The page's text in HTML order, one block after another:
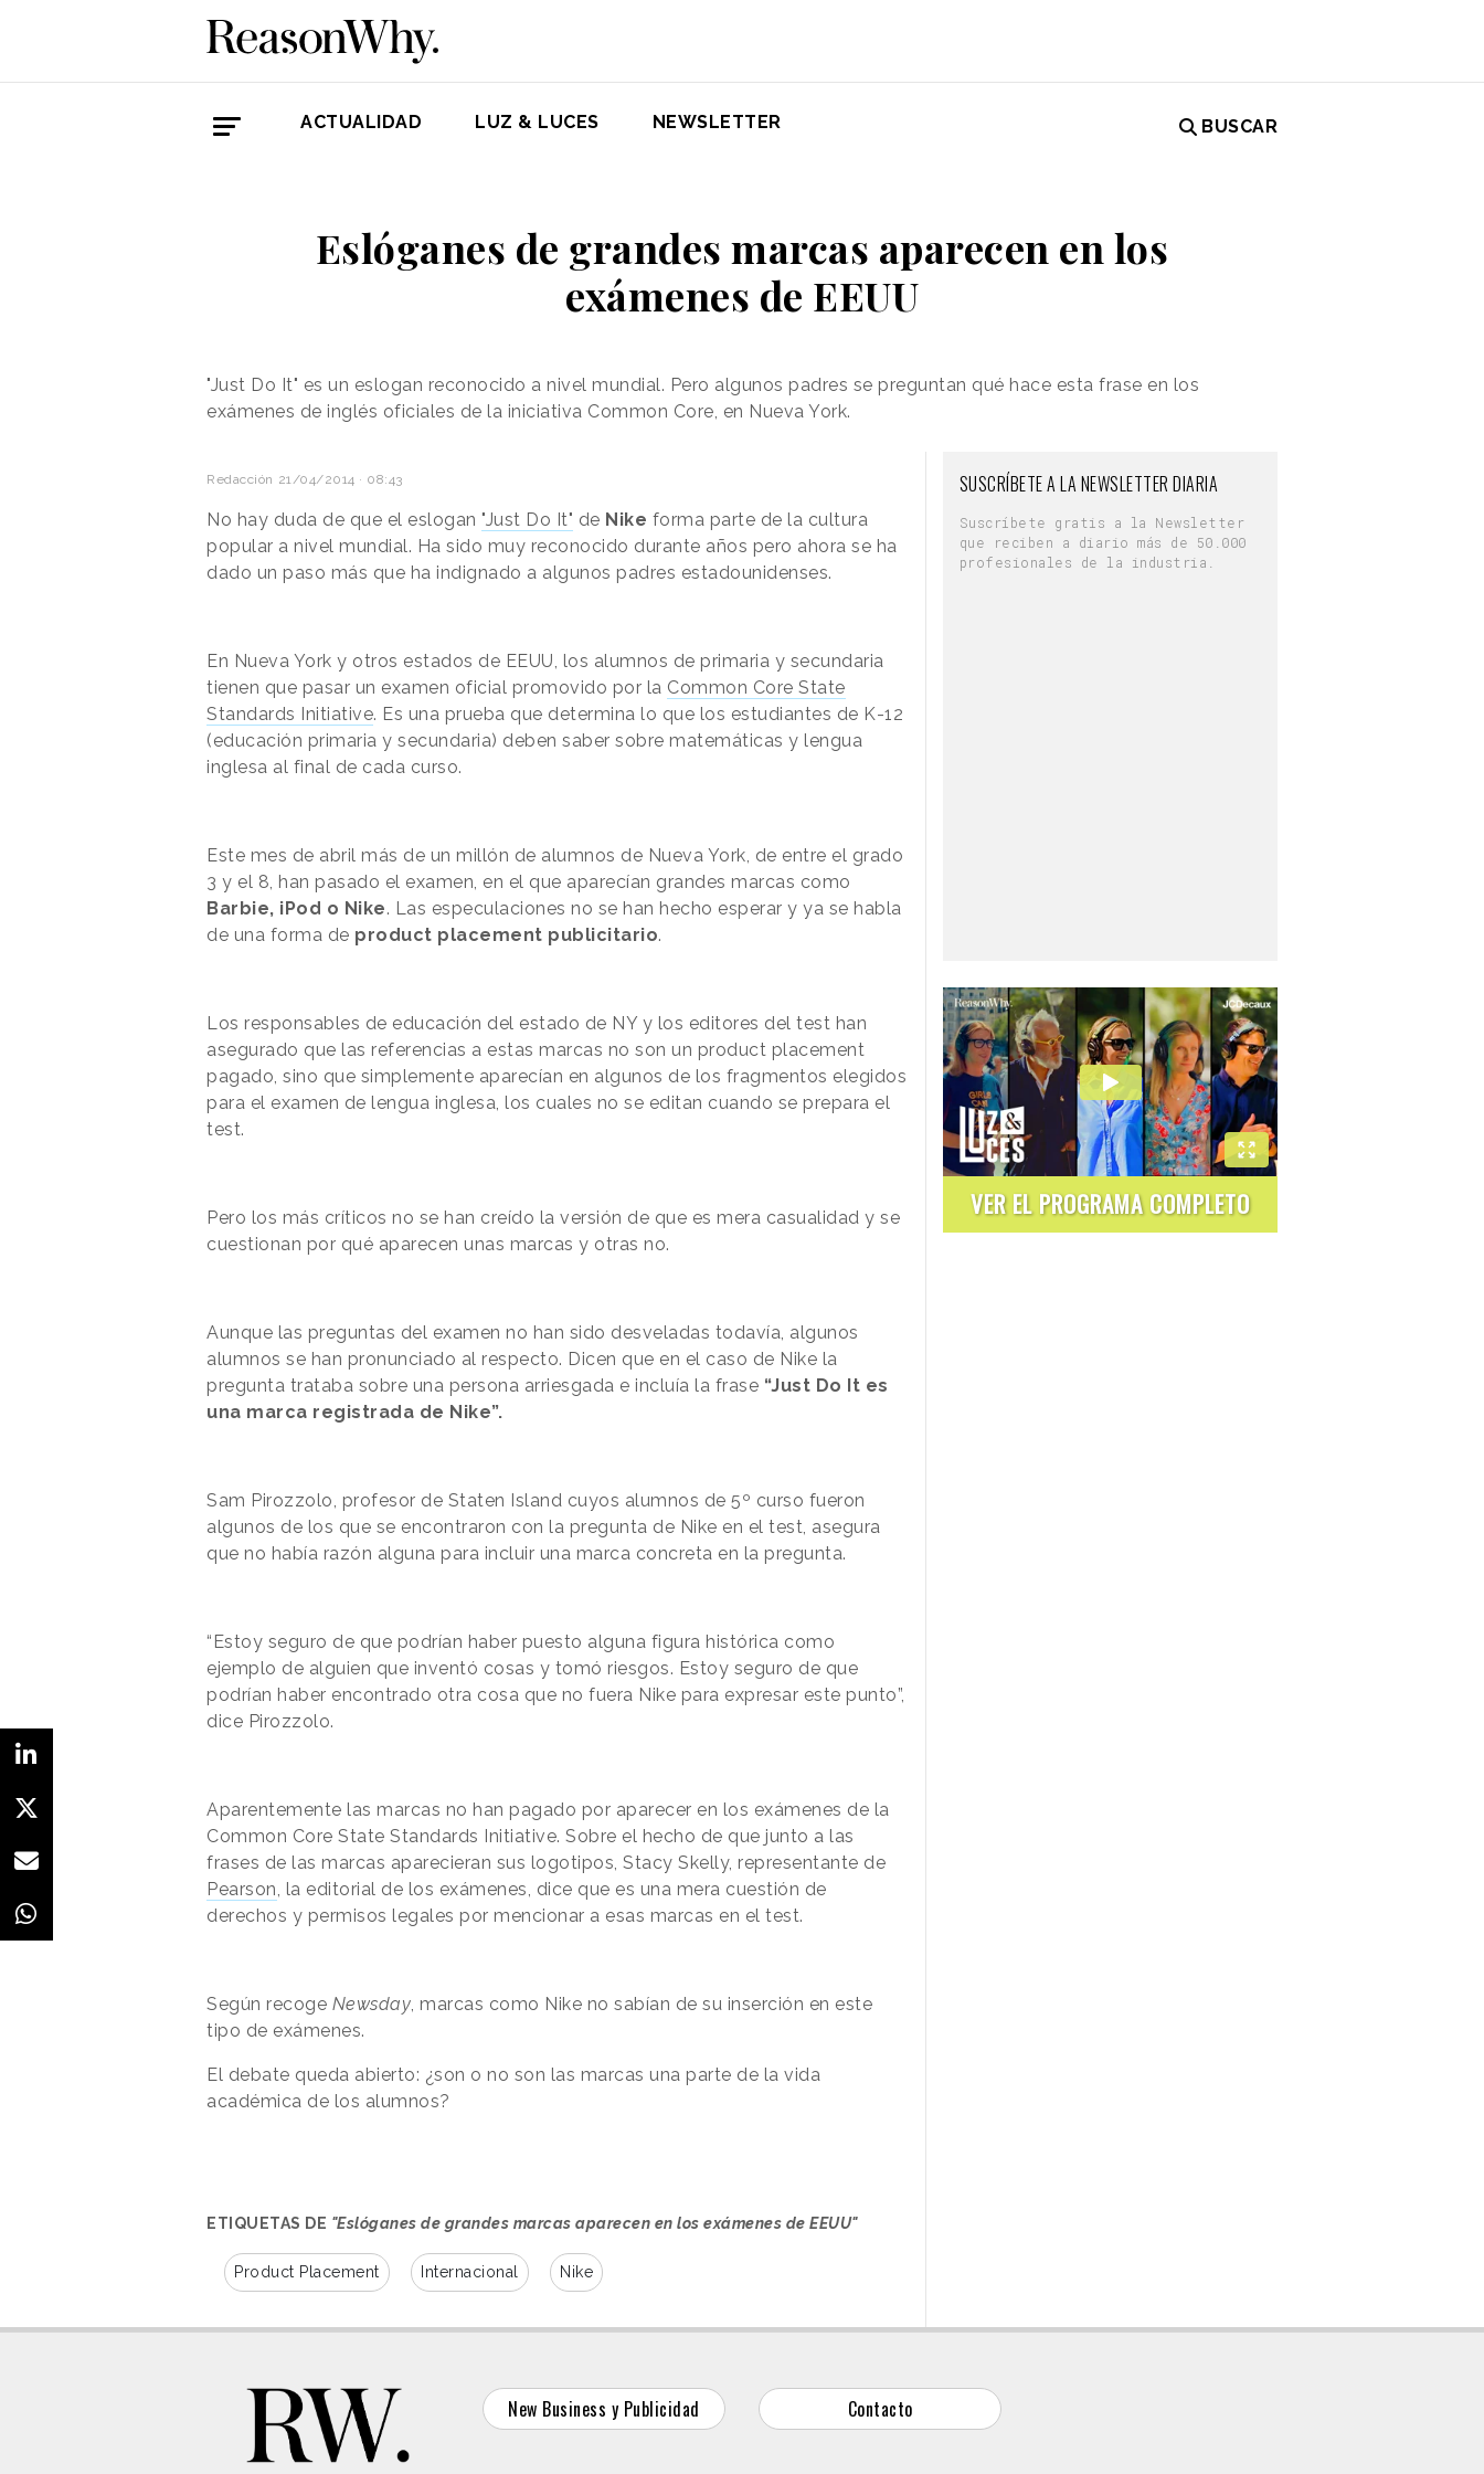
ACTUALIDAD LUZ & LUCES NEWSLETTER BUSCAR
Eslóganes de grandes marcas aparecen en los
exámenes de EEUU
"Just Do It" es un eslogan reconocido a nivel mundial. Pero algunos padres se preguntan qué hace esta frase en los
exámenes de inglés oficiales de la iniciativa Common Core, en Nueva York.
Redacción 21/04/2014 · 08:43
No hay duda de que el eslogan "Just Do It" de Nike forma parte de la cultura
popular a nivel mundial. Ha sido muy reconocido durante años pero ahora se ha
dado un paso más que ha indignado a algunos padres estadounidenses.
En Nueva York y otros estados de EEUU, los alumnos de primaria y secundaria
tienen que pasar un examen oficial promovido por la Common Core State
Standards Initiative. Es una prueba que determina lo que los estudiantes de K-12
(educación primaria y secundaria) deben saber sobre matemáticas y lengua
inglesa al final de cada curso.
Este mes de abril más de un millón de alumnos de Nueva York, de entre el grado
3 y el 8, han pasado el examen, en el que aparecían grandes marcas como
Barbie, iPod o Nike. Las especulaciones no se han hecho esperar y ya se habla
de una forma de product placement publicitario.
Los responsables de educación del estado de NY y los editores del test han
asegurado que las referencias a estas marcas no son un product placement
pagado, sino que simplemente aparecían en algunos de los fragmentos elegidos
para el examen de lengua inglesa, los cuales no se editan cuando se prepara el
test.
Pero los más críticos no se han creído la versión de que es mera casualidad y se
cuestionan por qué aparecen unas marcas y otras no.
Aunque las preguntas del examen no han sido desveladas todavía, algunos
alumnos se han pronunciado al respecto. Dicen que en el caso de Nike la
pregunta trataba sobre una persona arriesgada e incluía la frase “Just Do It es
una marca registrada de Nike”.
Sam Pirozzolo, profesor de Staten Island cuyos alumnos de 5º curso fueron
algunos de los que se encontraron con la pregunta de Nike en el test, asegura
que no había razón alguna para incluir una marca concreta en la pregunta.
“Estoy seguro de que podrían haber puesto alguna figura histórica como
ejemplo de alguien que inventó cosas y tomó riesgos. Estoy seguro de que
podrían haber encontrado otra cosa que no fuera Nike para expresar este punto”,
dice Pirozzolo.
Aparentemente las marcas no han pagado por aparecer en los exámenes de la
Common Core State Standards Initiative. Sobre el hecho de que junto a las
frases de las marcas aparecieran sus logotipos, Stacy Skelly, representante de
Pearson , la editorial de los exámenes, dice que es una mera cuestión de
derechos y permisos legales por mencionar a esas marcas en el test.
Según recoge Newsday , marcas como Nike no sabían de su inserción en este
tipo de exámenes.
El debate queda abierto: ¿son o no son las marcas una parte de la vida
académica de los alumnos?
ETIQUETAS DE "Eslóganes de grandes marcas aparecen en los exámenes de EEUU"
Product Placement Internacional Nike
SUSCRÍBETE A LA NEWSLETTER DIARIA
Suscríbete gratis a la Newsletter
que reciben a diario más de 50.000
profesionales de la industria.
VER EL PROGRAMA COMPLETO
New Business y Publicidad Contacto